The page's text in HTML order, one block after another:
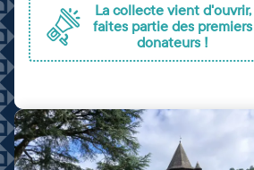
La collecte vient d'ouvrir,
faites partie des premiers
donateurs !